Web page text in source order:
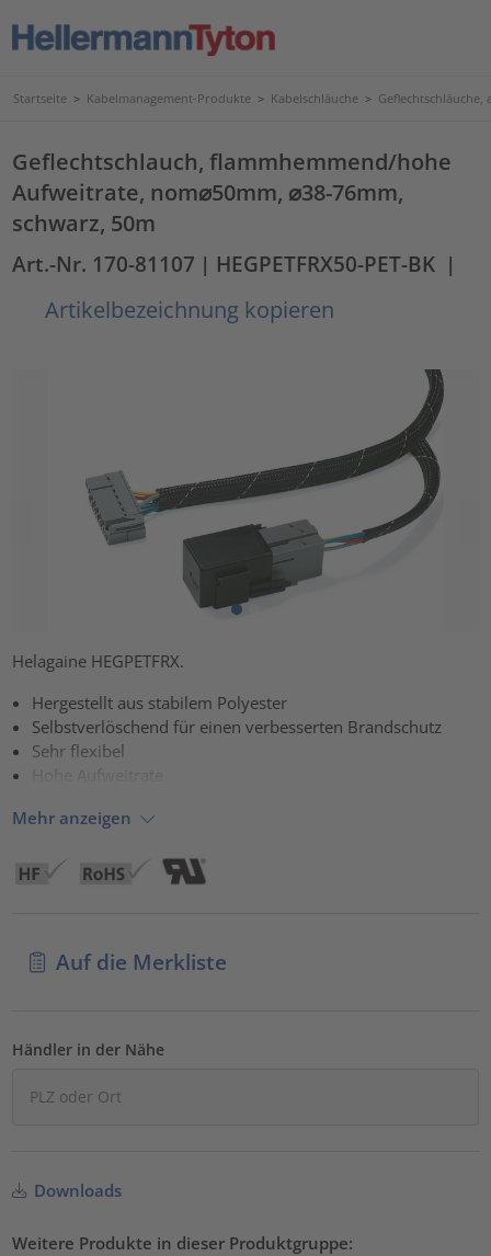
Startseite > Kabelmanagement-Produkte > Kabelschläuche > Geflechtschläuche,
Geflechtschlauch, flammhemmend/hohe
Aufweitrate, nom⌀50mm, ⌀38-76mm,
schwarz, 50m
Art.-Nr. 170-81107 | HEGPETFRX50-PET-BK |
Artikelbezeichnung kopieren
Helagaine HEGPETFRX.
Hergestellt aus stabilem Polyester
Selbstverlöschend für einen verbesserten Brandschutz
Sehr flexibel
Hohe Aufweitrate
Mehr anzeigen
Auf die Merkliste
Händler in der Nähe
Downloads
Weitere Produkte in dieser Produktgruppe: